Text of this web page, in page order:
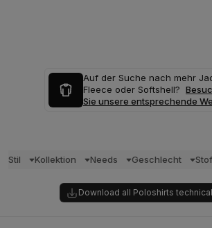
Auf der Suche nach mehr
Fleece oder Softshell?
Sie unsere entsprechende
Stil Kollektion Needs Geschlecht
Download all Poloshirts